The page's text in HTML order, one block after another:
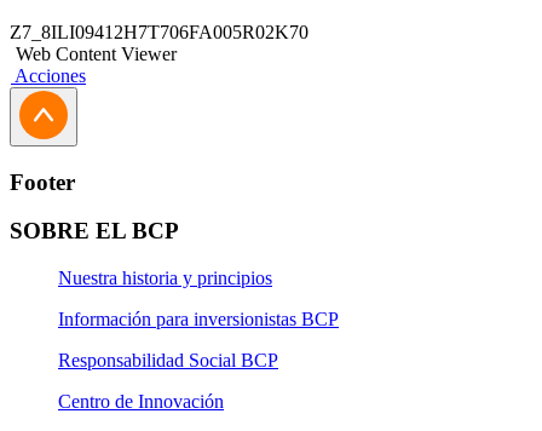
Z7_8ILI09412H7T706FA005R02K70
Web Content Viewer
Acciones
Footer
SOBRE EL BCP
Nuestra historia y principios
Información para inversionistas BCP
Responsabilidad Social BCP
Centro de Innovación